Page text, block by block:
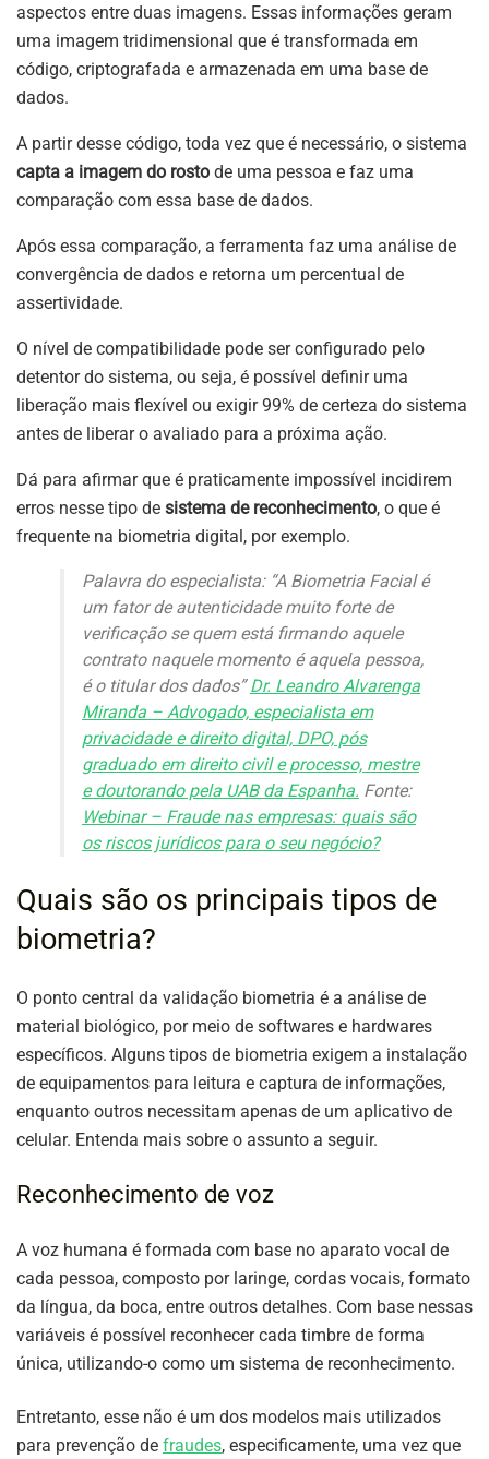
aspectos entre duas imagens. Essas informações geram
uma imagem tridimensional que é transformada em
código, criptografada e armazenada em uma base de
dados.
A partir desse código, toda vez que é necessário, o sistema
capta a imagem do rosto de uma pessoa e faz uma
comparação com essa base de dados.
Após essa comparação, a ferramenta faz uma análise de
convergência de dados e retorna um percentual de
assertividade.
O nível de compatibilidade pode ser configurado pelo
detentor do sistema, ou seja, é possível definir uma
liberação mais flexível ou exigir 99% de certeza do sistema
antes de liberar o avaliado para a próxima ação.
Dá para afirmar que é praticamente impossível incidirem
erros nesse tipo de sistema de reconhecimento, o que é
frequente na biometria digital, por exemplo.
Palavra do especialista: “A Biometria Facial é
um fator de autenticidade muito forte de
verificação se quem está firmando aquele
contrato naquele momento é aquela pessoa,
é o titular dos dados”Dr. Leandro Alvarenga
Miranda – Advogado, especialista em
privacidade e direito digital, DPO, pós
graduado em direito civil e processo, mestre
e doutorando pela UAB da Espanha. Fonte:
Webinar – Fraude nas empresas: quais são
os riscos jurídicos para o seu negócio?
Quais são os principais tipos de
biometria?
O ponto central da validação biometria é a análise de
material biológico, por meio de softwares e hardwares
específicos. Alguns tipos de biometria exigem a instalação
de equipamentos para leitura e captura de informações,
enquanto outros necessitam apenas de um aplicativo de
celular. Entenda mais sobre o assunto a seguir.
Reconhecimento de voz
A voz humana é formada com base no aparato vocal de
cada pessoa, composto por laringe, cordas vocais, formato
da língua, da boca, entre outros detalhes. Com base nessas
variáveis é possível reconhecer cada timbre de forma
única, utilizando-o como um sistema de reconhecimento.
Entretanto, esse não é um dos modelos mais utilizados
para prevenção de fraudes, especificamente, uma vez que